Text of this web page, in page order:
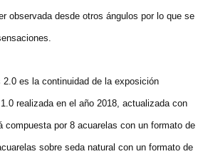
observada desde otros ángulos por lo que se
2.0 es la continuidad de la exposición
realizada en el año 2018, actualizada con
compuesta por 8 acuarelas con un formato de
sobre seda natural con un formato de